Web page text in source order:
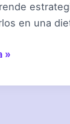
en una
»